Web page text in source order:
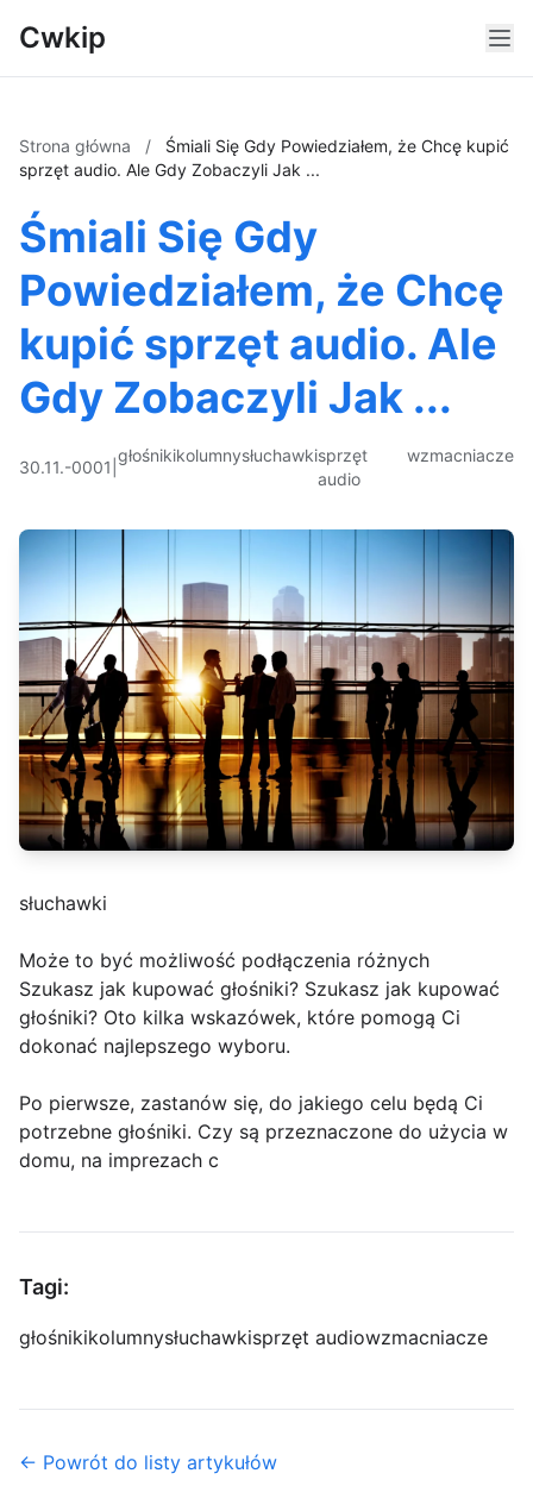
Cwkip
Strona główna /
Śmiali Się Gdy Powiedziałem, że Chcę kupić
sprzęt audio. Ale Gdy Zobaczyli Jak ...
Śmiali Się Gdy
Powiedziałem, że Chcę
kupić sprzęt audio. Ale
Gdy Zobaczyli Jak ...
30.11.-0001
głośnikikolumnysłuchawkisprzęt
audio
wzmacniacze
słuchawki
Może to być możliwość podłączenia różnych
Szukasz jak kupować głośniki? Szukasz jak kupować
głośniki? Oto kilka wskazówek, które pomogą Ci
dokonać najlepszego wyboru.
Po pierwsze, zastanów się, do jakiego celu będą Ci
potrzebne głośniki. Czy są przeznaczone do użycia w
domu, na imprezach c
Tagi:
głośnikikolumnysłuchawkisprzęt audiowzmacniacze
← Powrót do listy artykułów